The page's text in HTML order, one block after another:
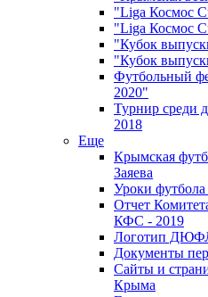
"Liga Космос
"Liga Космос
"Кубок
"Кубок
Футбольный
2020"
Турнир среди
2018
Еще
Крымская
Заяева
Уроки
Отчет
КФС - 2019
Логотип
Документы
Сайты и
Крыма